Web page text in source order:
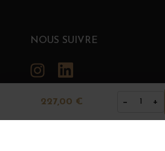
227,00 € − 1 +
NOUS SUIVRE
Instagram